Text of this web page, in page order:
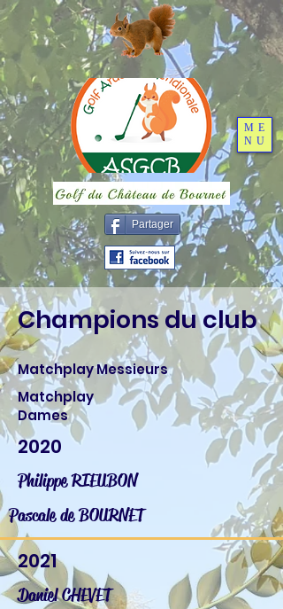
Partager
ME
NU
Champions du club
Matchplay Messieurs
Matchplay
Dames
2020
Philippe RIEUBON
Pascale de BOURNET
2021
Daniel CHEVET